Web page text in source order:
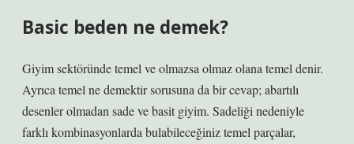
Basic beden ne demek?
Giyim sektöründe temel ve olmazsa olmaz olana temel denir.
Ayrıca temel ne demektir sorusuna da bir cevap; abartılı
desenler olmadan sade ve basit giyim. Sadeliği nedeniyle
farklı kombinasyonlarda bulabileceğiniz temel parçalar,